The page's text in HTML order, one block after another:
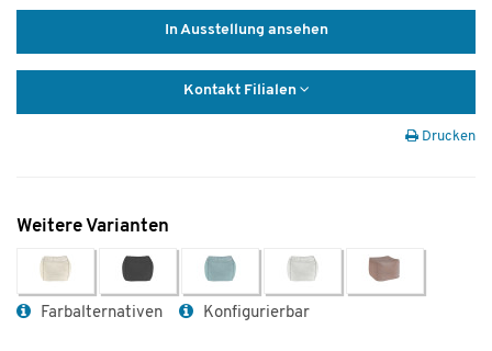
In Ausstellung ansehen
Kontakt Filialen
Drucken
Weitere Varianten
Farbalternativen Konfigurierbar